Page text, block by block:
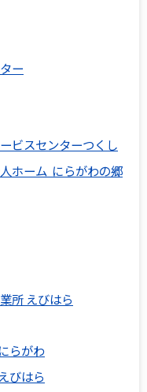
ー
ビスセンターつくし
ホーム にらがわの郷
所 えびはら
らがわ
びはら